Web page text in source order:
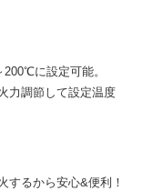
に設定可能。
力調節して設定温度
するから安心&便利！